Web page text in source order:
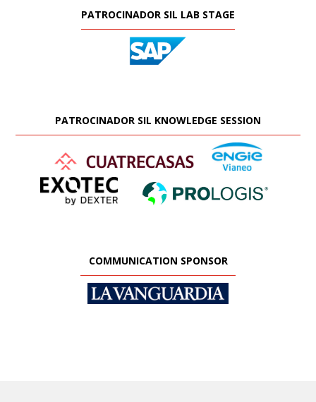
PATROCINADOR SIL LAB STAGE
PATROCINADOR SIL KNOWLEDGE SESSION
COMMUNICATION SPONSOR